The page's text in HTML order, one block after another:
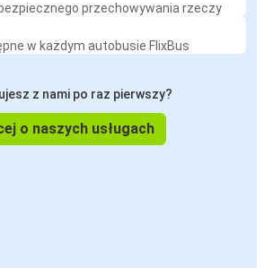
przechowywania rzeczy
w każdym autobusie FlixBus
z nami po raz pierwszy?
o naszych usługach